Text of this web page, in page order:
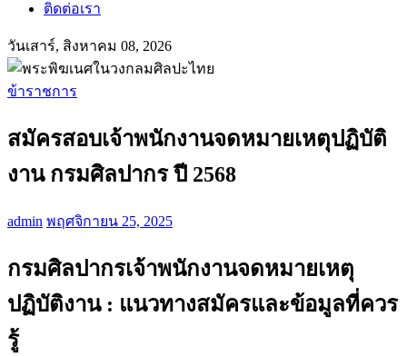
ติดต่อเรา
วันเสาร์, สิงหาคม 08, 2026
ข้าราชการ
สมัครสอบเจ้าพนักงานจดหมายเหตุปฏิบัติ
งาน กรมศิลปากร ปี 2568
admin พฤศจิกายน 25, 2025
กรมศิลปากรเจ้าพนักงานจดหมายเหตุ
ปฏิบัติงาน : แนวทางสมัครและข้อมูลที่ควร
รู้